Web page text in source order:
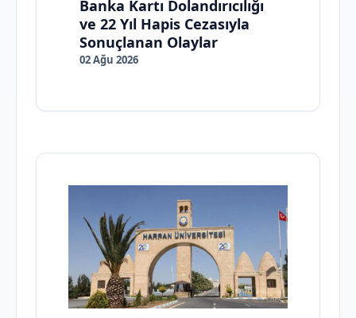
Banka Kartı Dolandırıcılığı
ve 22 Yıl Hapis Cezasıyla
Sonuçlanan Olaylar
02 Ağu 2026